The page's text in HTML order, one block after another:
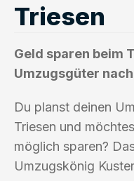
Triesen
Geld sparen beim
Umzugsgüter
Du planst deinen
Triesen und
möglich sparen?
Umzugskönig